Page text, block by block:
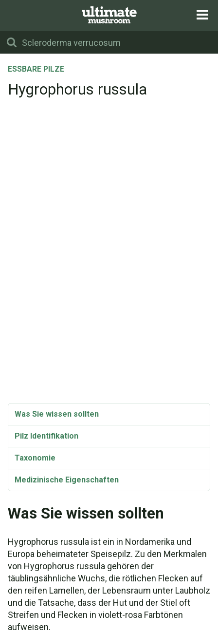
ESSBARE PILZE
Hygrophorus russula
Was Sie wissen sollten
Pilz Identifikation
Taxonomie
Medizinische Eigenschaften
Was Sie wissen sollten
Hygrophorus russula ist ein in Nordamerika und
Europa beheimateter Speisepilz. Zu den Merkmalen
von Hygrophorus russula gehören der
täublingsähnliche Wuchs, die rötlichen Flecken auf
den reifen Lamellen, der Lebensraum unter Laubholz
und die Tatsache, dass der Hut und der Stiel oft
Streifen und Flecken in violett-rosa Farbtönen
aufweisen.